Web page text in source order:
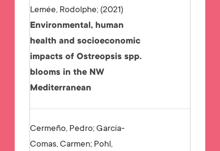
Lemée, Rodolphe; 2021
Environmental, human
health and socioeconomic
impacts of Ostreopsis spp.
blooms in the NW
Mediterranean
Cermeño, Pedro; García-
Comas, Carmen; Pohl,